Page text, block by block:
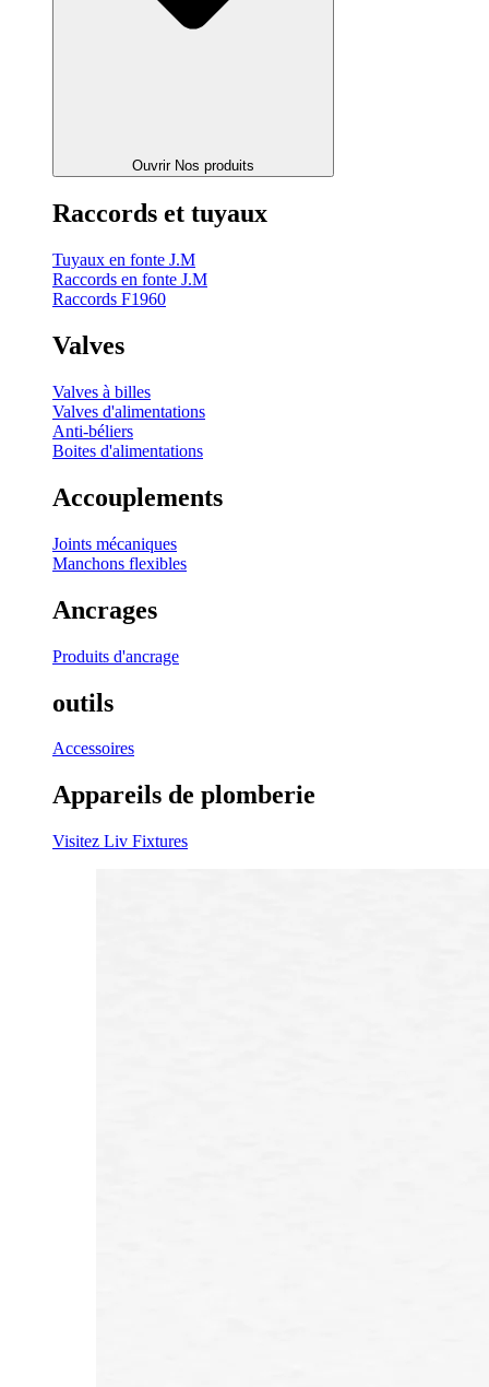
Ouvrir Nos produits
Raccords et tuyaux
Tuyaux en fonte J.M
Raccords en fonte J.M
Raccords F1960
Valves
Valves à billes
Valves d'alimentations
Anti-béliers
Boites d'alimentations
Accouplements
Joints mécaniques
Manchons flexibles
Ancrages
Produits d'ancrage
outils
Accessoires
Appareils de plomberie
Visitez Liv Fixtures